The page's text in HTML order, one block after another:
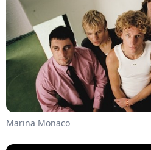
Marina Monaco